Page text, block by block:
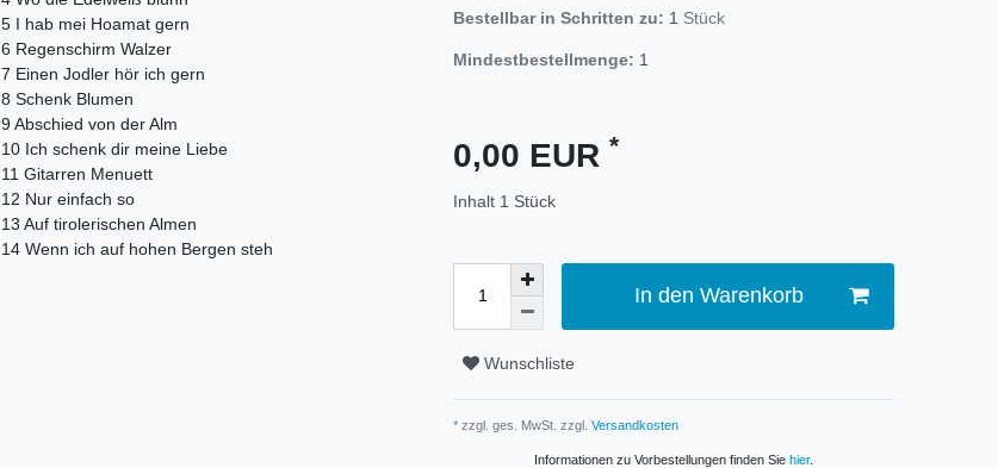
5 I hab mei Hoamat gern
6 Regenschirm Walzer
7 Einen Jodler hör ich gern
8 Schenk Blumen
9 Abschied von der Alm
10 Ich schenk dir meine Liebe
11 Gitarren Menuett
12 Nur einfach so
13 Auf tirolerischen Almen
14 Wenn ich auf hohen Bergen steh
Bestellbar in Schritten zu: 1 Stück
Mindestbestellmenge: 1
0,00 EUR *
Inhalt 1 Stück
In den Warenkorb
Wunschliste
* zzgl. ges. MwSt. zzgl. Versandkosten
Informationen zu Vorbestellungen finden Sie hier.